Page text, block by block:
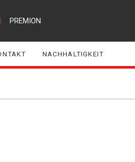
PREMION
NACHHALTIGKEIT